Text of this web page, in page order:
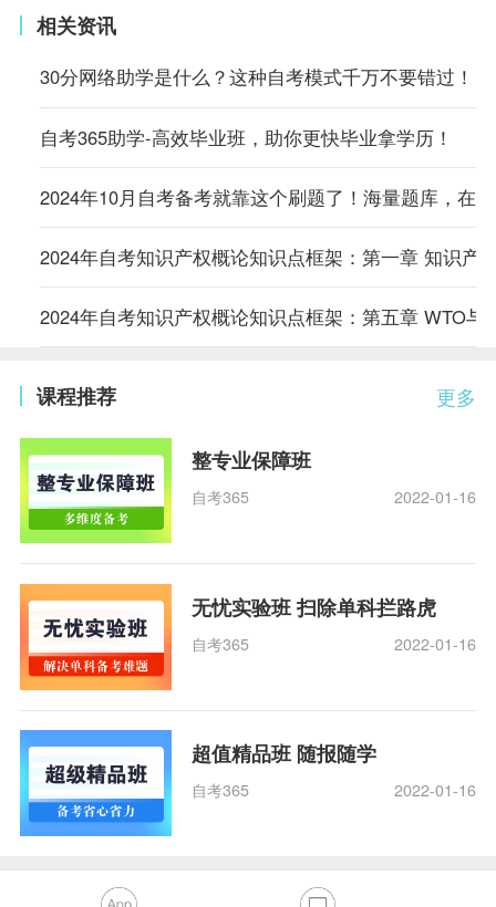
相关资讯
30分网络助学是什么？这种自考模式千万不要错过！
自考365助学-高效毕业班，助你更快毕业拿学历！
2024年10月自考备考就靠这个刷题了！海量题库，在
2024年自考知识产权概论知识点框架：第一章 知识产
2024年自考知识产权概论知识点框架：第五章 WTO与
更多
课程推荐
整专业保障班
自考365 2022-01-16
无忧实验班 扫除单科拦路虎
自考365 2022-01-16
超值精品班 随报随学
自考365 2022-01-16